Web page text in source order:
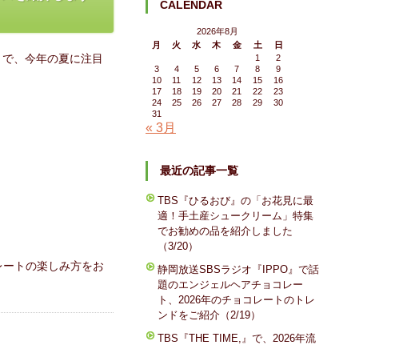
、今年の夏に注目
トの楽しみ方をお
CALENDAR
2026年8月
月
火 水 木 金 土
日
1
2
3
4 5 6 7 8
9
10
11 12 13 14 15
16
17
18 19 20 21 22
23
24
25 26 27 28 29
30
31
« 3月
最近の記事一覧
TBS『ひるおび』の「お花見に最
適！手土産シュークリーム」特集
でお勧めの品を紹介しました
（3/20）
静岡放送SBSラジオ『IPPO』で話
題のエンジェルヘアチョコレー
ト、2026年のチョコレートのトレ
ンドをご紹介（2/19）
TBS『THE TIME,』で、2026年流